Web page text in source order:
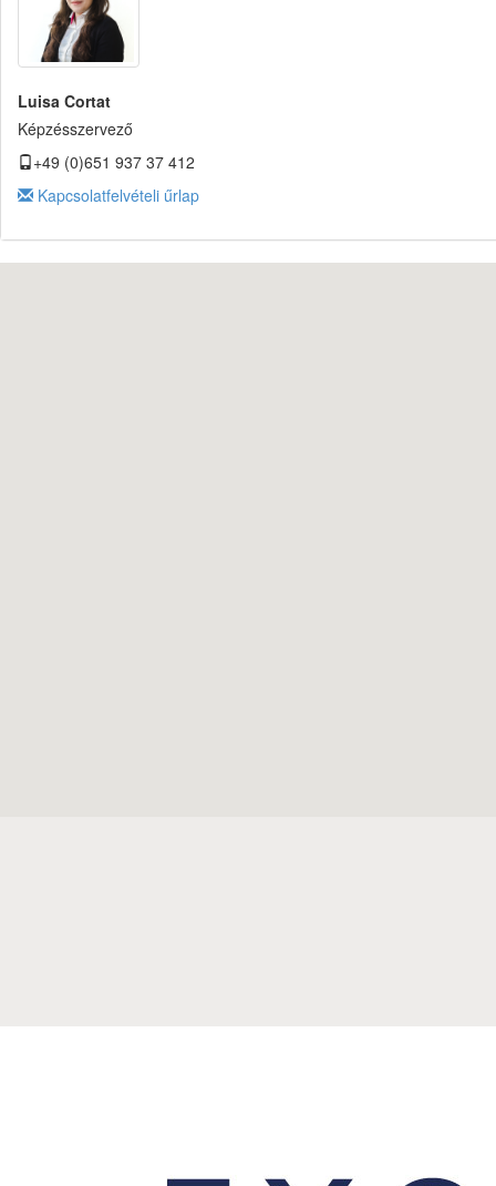
Luisa Cortat
Képzésszervező
+49 (0)651 937 37 412
Kapcsolatfelvételi űrlap